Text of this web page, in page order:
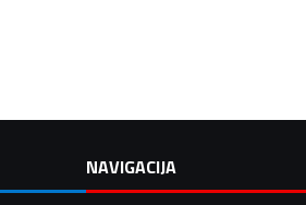
NAVIGACIJA